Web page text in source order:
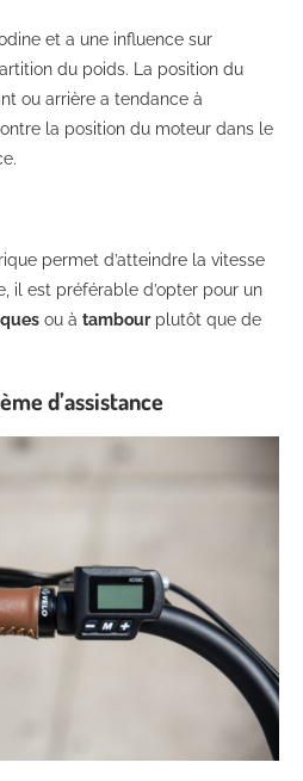
et a une influence sur
du poids. La position du
ou arrière a tendance à
la position du moteur dans le
permet d’atteindre la vitesse
il est préférable d’opter pour un
ou à tambourplutôt que de
d’assistance